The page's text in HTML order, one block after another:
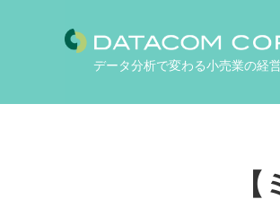
データ分析で変わる小売業の経